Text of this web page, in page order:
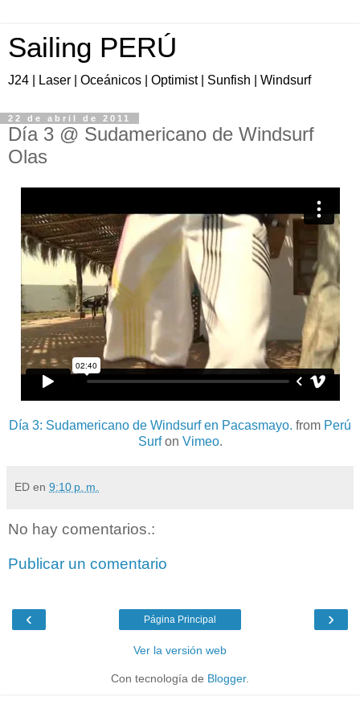
Sailing PERÚ
J24 | Laser | Oceánicos | Optimist | Sunfish | Windsurf
22 de abril de 2011
Día 3 @ Sudamericano de Windsurf
Olas
Día 3: Sudamericano de Windsurf en Pacasmayo. from Perú
Surfon Vimeo.
ED en 9:10 p. m.
No hay comentarios.:
Publicar un comentario
‹ ›
Página Principal
Ver la versión web
Con tecnología de Blogger.